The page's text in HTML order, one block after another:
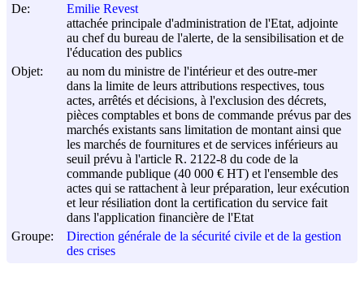
De:
Emilie Revest
attachée principale d'administration de l'Etat, adjointe
au chef du bureau de l'alerte, de la sensibilisation et de
l'éducation des publics
Objet:
au nom du ministre de l'intérieur et des outre-mer
dans la limite de leurs attributions respectives, tous
actes, arrêtés et décisions, à l'exclusion des décrets,
pièces comptables et bons de commande prévus par des
marchés existants sans limitation de montant ainsi que
les marchés de fournitures et de services inférieurs au
seuil prévu à l'article R. 2122-8 du code de la
commande publique (40 000 € HT) et l'ensemble des
actes qui se rattachent à leur préparation, leur exécution
et leur résiliation dont la certification du service fait
dans l'application financière de l'Etat
Groupe:
Direction générale de la sécurité civile et de la gestion
des crises